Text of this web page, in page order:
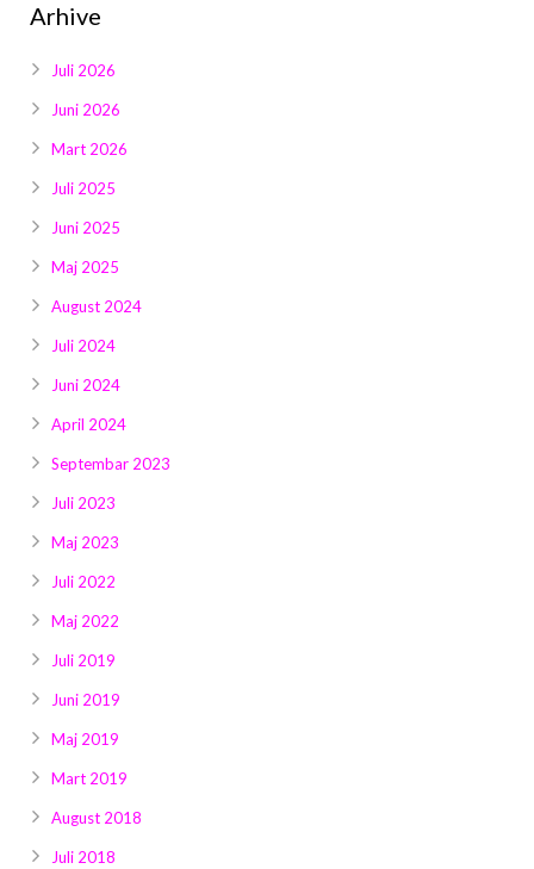
Arhive
Juli 2026
Juni 2026
Mart 2026
Juli 2025
Juni 2025
Maj 2025
August 2024
Juli 2024
Juni 2024
April 2024
Septembar 2023
Juli 2023
Maj 2023
Juli 2022
Maj 2022
Juli 2019
Juni 2019
Maj 2019
Mart 2019
August 2018
Juli 2018